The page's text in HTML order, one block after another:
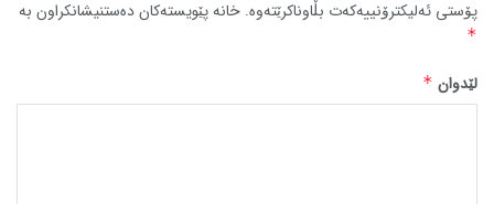
پۆستی ئەلیکترۆنییەکەت بڵاوناکرێتەوە. خانە پێویستەکان دەستنیشانکراون بە
*
لێدوان *